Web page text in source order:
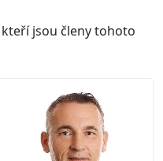
jsou členy tohoto